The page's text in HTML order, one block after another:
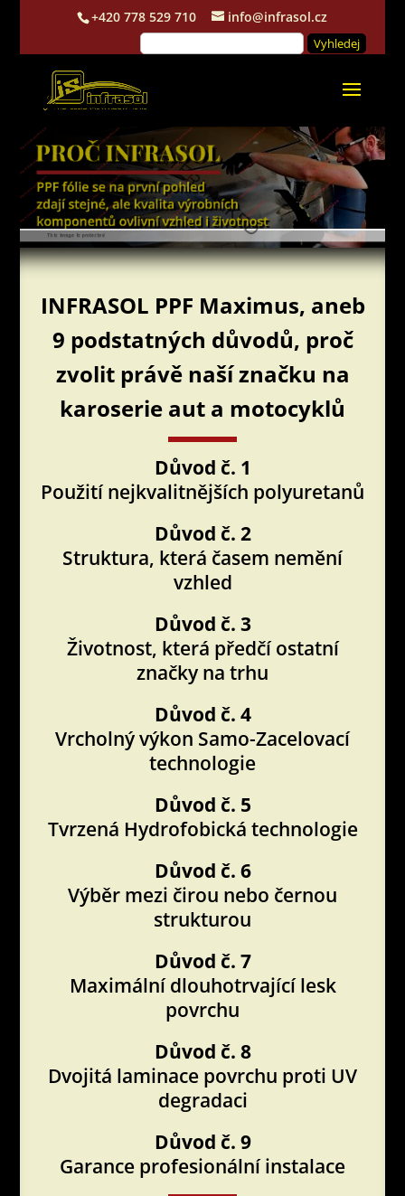
+420 778 529 710 info@infrasol.cz
INFRASOL PPF Maximus, aneb
9 podstatných důvodů, proč
zvolit právě naší značku na
karoserie aut a motocyklů
Důvod č. 1
Použití nejkvalitnějších polyuretanů
Důvod č. 2
Struktura, která časem nemění
vzhled
Důvod č. 3
Životnost, která předčí ostatní
značky na trhu
Důvod č. 4
Vrcholný výkon Samo-Zacelovací
technologie
Důvod č. 5
Tvrzená Hydrofobická technologie
Důvod č. 6
Výběr mezi čirou nebo černou
strukturou
Důvod č. 7
Maximální dlouhotrvající lesk
povrchu
Důvod č. 8
Dvojitá laminace povrchu proti UV
degradaci
Důvod č. 9
Garance profesionální instalace